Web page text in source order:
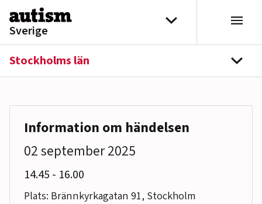
Hoppa till innehåll
Sverige
Välj distrikt
Stockholms län
Information om händelsen
02 september 2025
14.45 till
- 16.00
Plats: Brännkyrkagatan 91, Stockholm